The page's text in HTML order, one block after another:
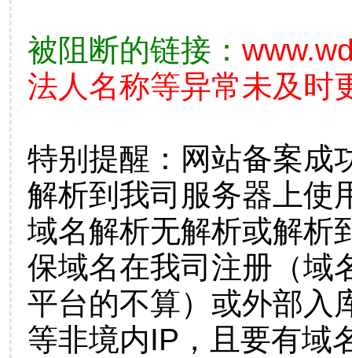
被阻断的链接：
法人名称等异常未及时
特别提醒：网站备案成
解析到我司服务器上使
域名解析无解析或解析
保域名在我司注册（域
平台的不算）或外部入
等非境内IP，且要有域